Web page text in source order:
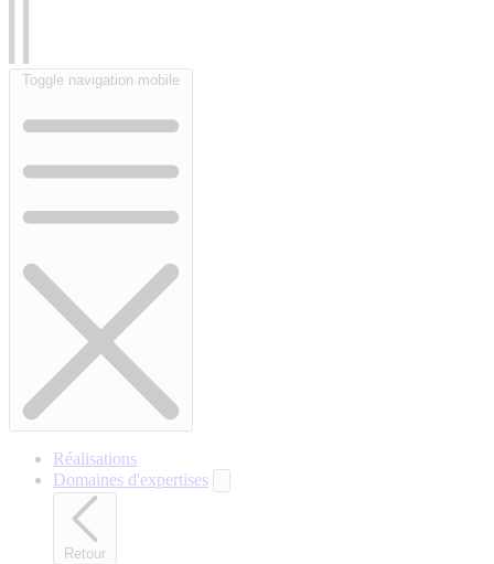
Toggle navigation mobile
Réalisations
Domaines d'expertises
Retour